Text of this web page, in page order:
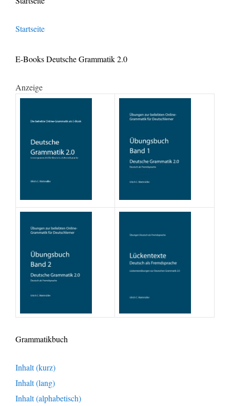
Startseite
E-Books Deutsche Grammatik 2.0
Anzeige
Grammatikbuch
Inhalt (kurz)
Inhalt (lang)
Inhalt (alphabetisch)